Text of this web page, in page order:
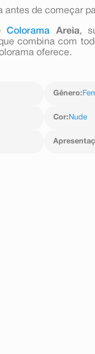
antes de começar
Colorama Areia,
combina com
oferece.
Gênero:
Cor: Nude